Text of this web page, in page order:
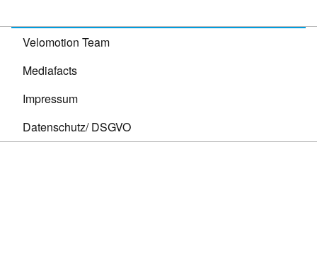
Velomotion Team
Mediafacts
Impressum
Datenschutz/ DSGVO